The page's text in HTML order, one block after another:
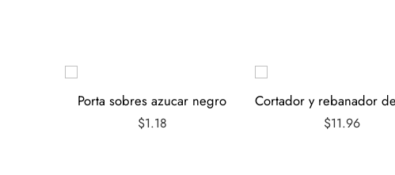
Porta sobres azucar negro
$1.18 $11.96